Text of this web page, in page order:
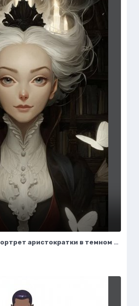
Неогothic элегия: портрет аристократки в темном величии библиотеки. Картинка из нейронной сети Миджорни